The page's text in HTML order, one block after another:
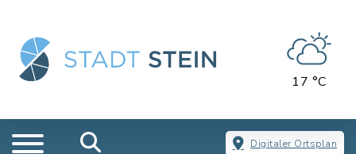
17 °C
Digitaler Ortsplan